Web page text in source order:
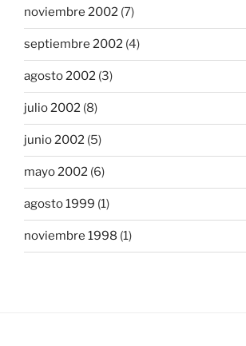
noviembre 2002 (7)
septiembre 2002 (4)
agosto 2002 (3)
julio 2002 (8)
junio 2002 (5)
mayo 2002 (6)
agosto 1999 (1)
noviembre 1998 (1)